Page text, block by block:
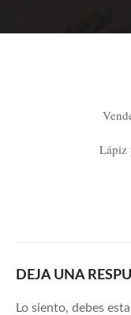
Lápiz
DEJA UNA
Lo siento, debes